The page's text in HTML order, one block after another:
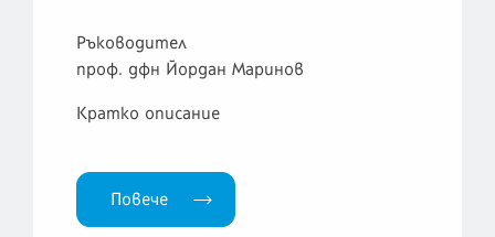
Ръководител
проф. дфн Йордан Маринов
Кратко описание
Повече